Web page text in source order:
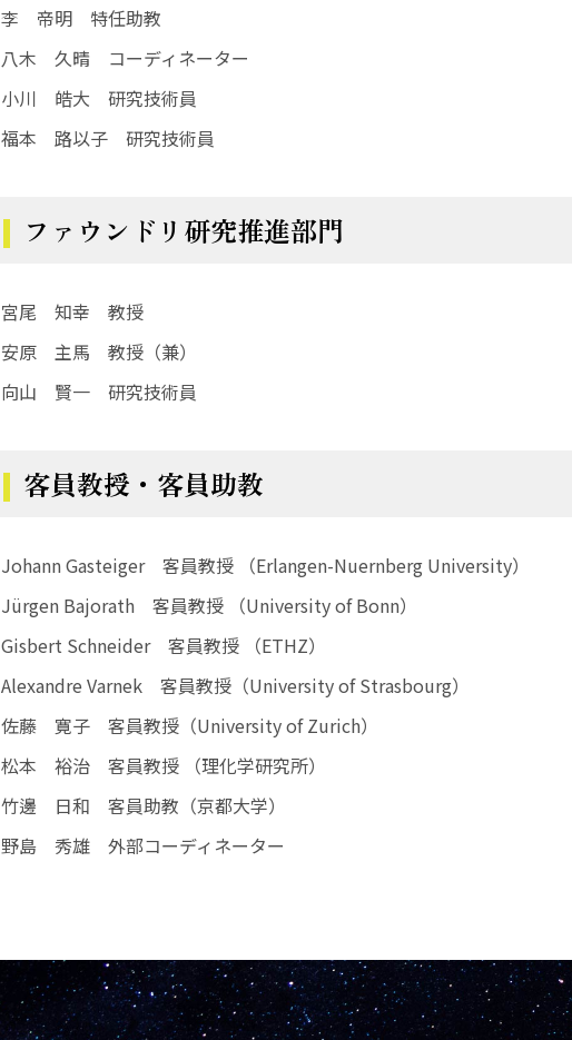
李 帝明 特任助教
八木 久晴 コーディネーター
小川 皓大 研究技術員
福本 路以子 研究技術員
ファウンドリ研究推進部門
宮尾 知幸 教授
安原 主馬 教授（兼）
向山 賢一 研究技術員
客員教授・客員助教
Johann Gasteiger 客員教授 （Erlangen-Nuernberg University）
Jürgen Bajorath 客員教授 （University of Bonn）
Gisbert Schneider 客員教授 （ETHZ）
Alexandre Varnek 客員教授（University of Strasbourg）
佐藤 寛子 客員教授（University of Zurich）
松本 裕治 客員教授 （理化学研究所）
竹邊 日和 客員助教（京都大学）
野島 秀雄 外部コーディネーター